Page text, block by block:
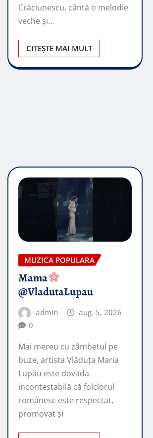
Crăciunescu, cântă o melodie
veche și…
CITEȘTE MAI MULT
MUZICA POPULARA
Mama
@VladutaLupau
admin
aug. 5, 2026
0
Mai mereu cu zâmbetul pe
buze, artista Vlăduța Maria
Lupău este dovada
incontestabilă că folclorul
românesc este respectat,
promovat şi